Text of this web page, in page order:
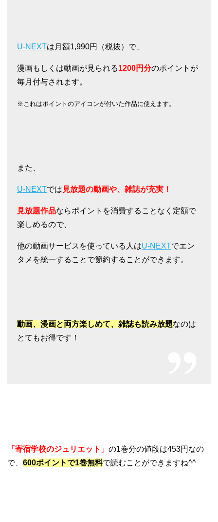
U-NEXTは月額1,990円（税抜）で、
漫画もしくは動画が見られる1200円分のポイントが
毎月付与されます。
※これはポイントのアイコンが付いた作品に使えます。
また、
U-NEXTでは 見放題の動画や、雑誌が充実！
見放題作品ならポイントを消費することなく定額で
楽しめるので、
他の動画サービスを使っている人はU-NEXTでエン
タメを統一することで節約することができます。
動画、漫画と両方楽しめて、雑誌も読み放題なのは
とてもお得です！
「寄宿学校のジュリエット」 の1巻分の値段は453円なの
で、 600ポイントで1巻無料で読むことができますね^^